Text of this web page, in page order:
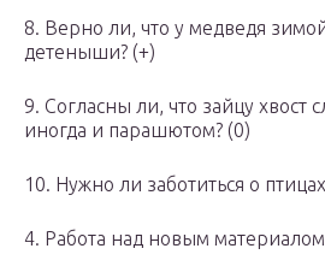
8. Верно ли, что у медведя
детеныши? (+)
9. Согласны ли, что зайцу хвост
иногда и парашютом? (0)
10. Нужно ли заботиться о
4. Работа над новым